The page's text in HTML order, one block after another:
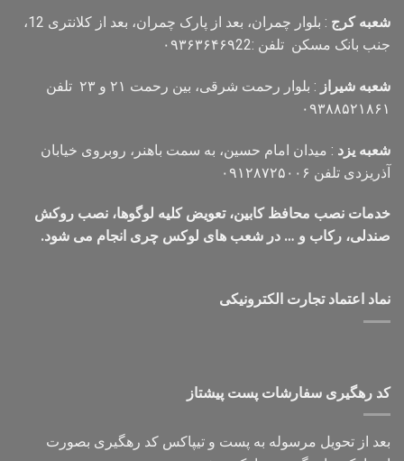
شعبه کرج
: بلوار چمران، بعد از پارک چمران، بعد از کلانتری 12،
جنب بانک مسکن تلفن :۰۹۳۶۳۶۴۶۹22
شعبه شیراز
: بلوار رحمت شرقی، بین رحمت ۲۱ و ۲۳ تلفن
۰۹۳۸۸۵۲۱۸۶۱
شعبه یزد : میدان امام حسین، به سمت باهنر، روبروی خیابان
آذریزدی تلفن ۰۹۱۲۸۷۲۵۰۰۶
خدمات نصب محافظ کابین، تعویض کلیه لوگوها، نصب روکش
صندلی، رکاب و … در شعب های لوکس چری انجام می شود.
نماد اعتماد تجارت الكترونیكی
کد رهگیری سفارشات پست پیشتاز
بعد از تحویل مرسوله به پست و تیپاکس کد رهگیری بصورت